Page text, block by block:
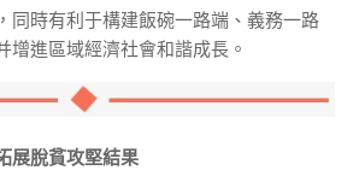
同時有利于構建飯碗一路端、義務一路
增進區域經濟社會和諧成長。
展脫貧攻堅結果